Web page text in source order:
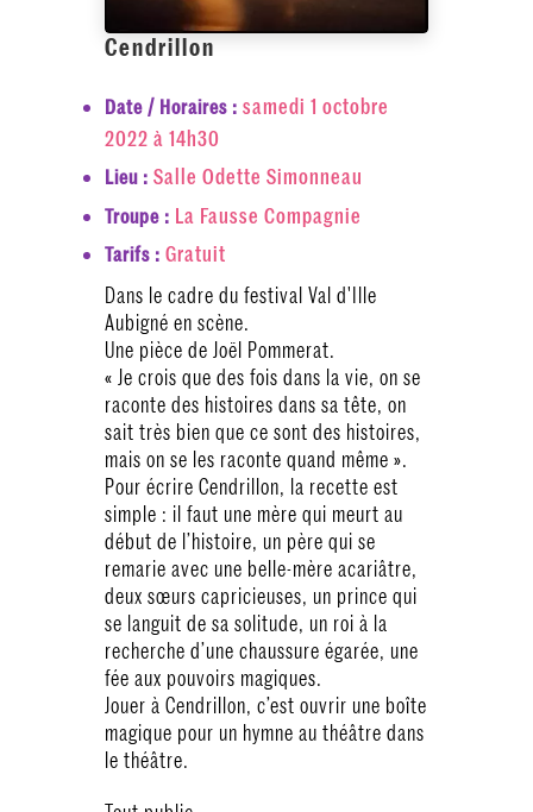
Cendrillon
Date / Horaires : samedi 1 octobre
2022 à 14h30
Lieu : Salle Odette Simonneau
Troupe : La Fausse Compagnie
Tarifs : Gratuit
Dans le cadre du festival Val d'Ille
Aubigné en scène.
Une pièce de Joël Pommerat.
« Je crois que des fois dans la vie, on se
raconte des histoires dans sa tête, on
sait très bien que ce sont des histoires,
mais on se les raconte quand même ».
Pour écrire Cendrillon, la recette est
simple : il faut une mère qui meurt au
début de l’histoire, un père qui se
remarie avec une belle-mère acariâtre,
deux sœurs capricieuses, un prince qui
se languit de sa solitude, un roi à la
recherche d’une chaussure égarée, une
fée aux pouvoirs magiques.
Jouer à Cendrillon, c’est ouvrir une boîte
magique pour un hymne au théâtre dans
le théâtre.